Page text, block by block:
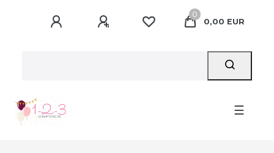
0
0,00 EUR
☰